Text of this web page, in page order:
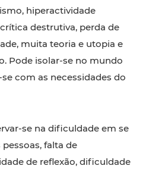
hiperactividade
destrutiva, perda de
muita teoria e utopia e
Pode isolar-se no mundo
com as necessidades do
se na dificuldade em se
falta de
de reflexão, dificuldade